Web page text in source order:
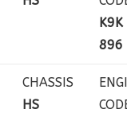
K9K
896
CHASSIS
HS